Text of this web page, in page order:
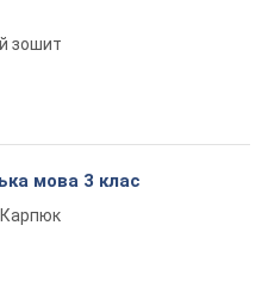
зошит
мова 3 клас